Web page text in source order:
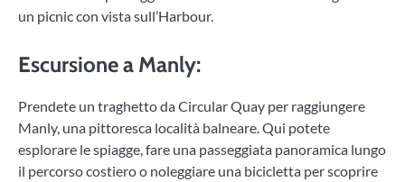
un picnic con vista sull’Harbour.
Escursione a Manly:
Prendete un traghetto da Circular Quay per raggiungere
Manly, una pittoresca località balneare. Qui potete
esplorare le spiagge, fare una passeggiata panoramica lungo
il percorso costiero o noleggiare una bicicletta per scoprire